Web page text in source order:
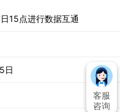
15点进行数据互通
日
客服
咨询